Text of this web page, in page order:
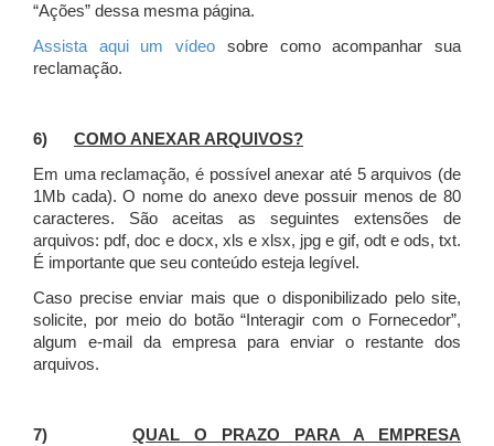
“Ações” dessa mesma página.
Assista aqui um vídeo sobre como acompanhar sua
reclamação.
6) COMO ANEXAR ARQUIVOS?
Em uma reclamação, é possível anexar até 5 arquivos (de
1Mb cada). O nome do anexo deve possuir menos de 80
caracteres. São aceitas as seguintes extensões de
arquivos: pdf, doc e docx, xls e xlsx, jpg e gif, odt e ods, txt.
É importante que seu conteúdo esteja legível.
Caso precise enviar mais que o disponibilizado pelo site,
solicite, por meio do botão “Interagir com o Fornecedor”,
algum e-mail da empresa para enviar o restante dos
arquivos.
7)QUAL O PRAZO PARA A EMPRESA